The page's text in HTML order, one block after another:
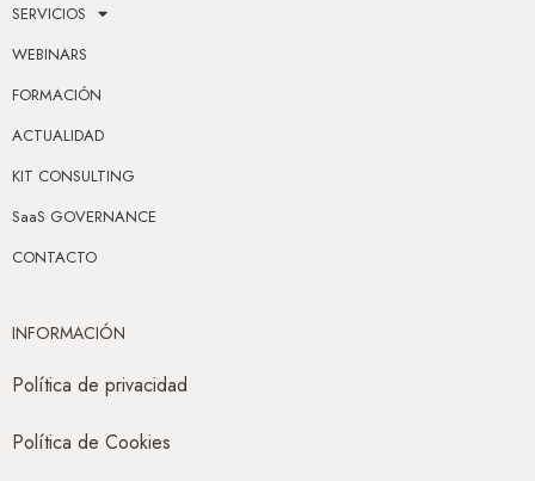
SERVICIOS
WEBINARS
FORMACIÓN
ACTUALIDAD
KIT CONSULTING
SaaS GOVERNANCE
CONTACTO
INFORMACIÓN
Política de privacidad
Política de Cookies